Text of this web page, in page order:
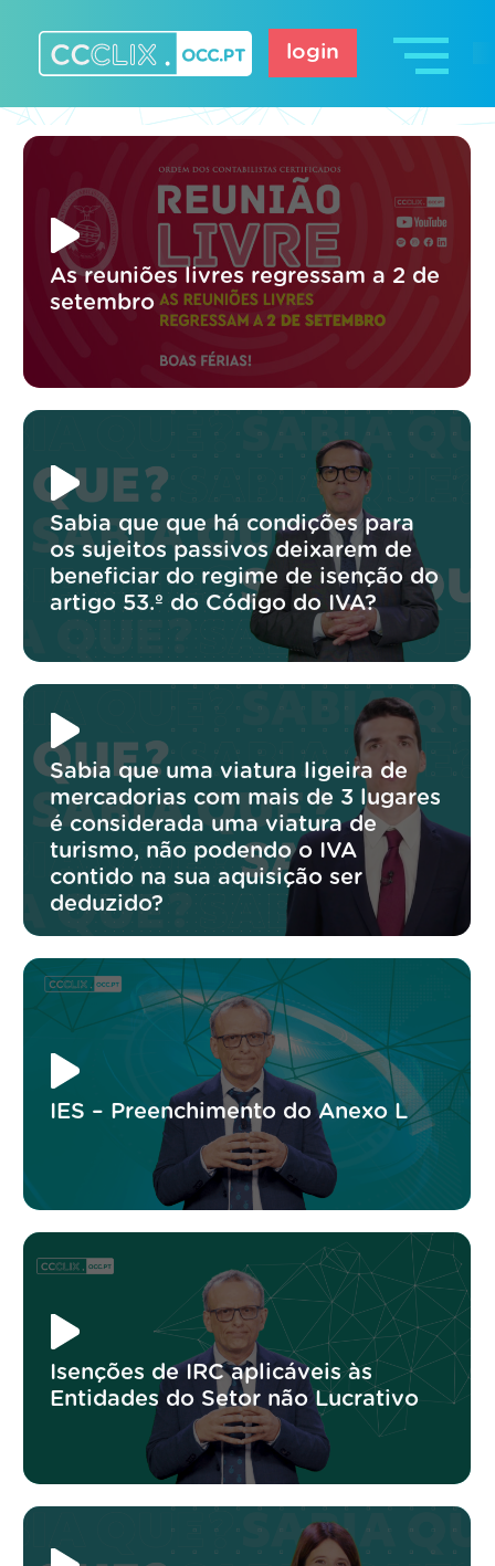
content
login
As reuniões livres regressam a 2 de
setembro
Sabia que que há condições para
os sujeitos passivos deixarem de
beneficiar do regime de isenção do
artigo 53.º do Código do IVA?
Sabia que uma viatura ligeira de
mercadorias com mais de 3 lugares
é considerada uma viatura de
turismo, não podendo o IVA
contido na sua aquisição ser
deduzido?
IES – Preenchimento do Anexo L
Isenções de IRC aplicáveis às
Entidades do Setor não Lucrativo